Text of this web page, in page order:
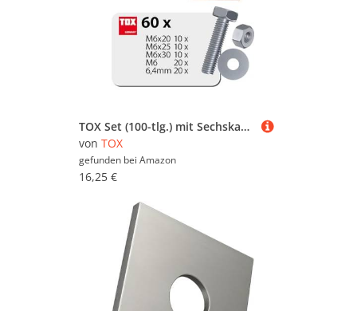
TOX Set (100-tlg.) mit Sechskantschrauben in 3 Größen, Sechskantmutter M6 und Unterlegscheibe 6,4 mm, galvanisch verzinkt, Schrauben, Muttern und U-Scheibe als Set, Papierverpackung, 09990914
von TOX
gefunden bei Amazon
16,25 €